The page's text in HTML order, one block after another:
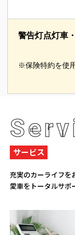
警告灯点灯車
※保険特約を使
サービス
充実のカーライフを
愛車をトータルサポ